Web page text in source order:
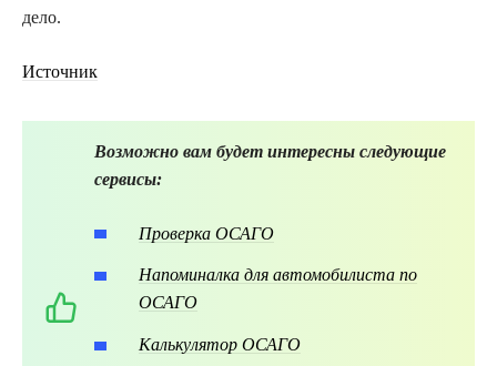
дело.
Источник
Возможно вам будет интересны следующие
сервисы:
Проверка ОСАГО
Напоминалка для автомобилиста по
ОСАГО
Калькулятор ОСАГО